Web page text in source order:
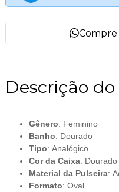
Descrição
Gênero: Feminino
Banho: Dourado
Tipo: Analógico
Cor da Caixa: Dourado
Material da Pulseira:
Formato: Oval